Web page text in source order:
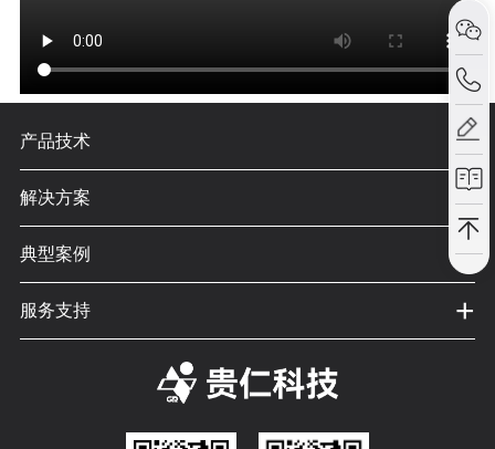
产品技术 +
解决方案 +
典型案例 +
服务支持 +